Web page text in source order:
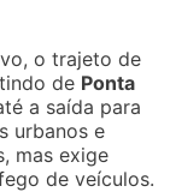
o trajeto de
de Ponta
a saída para
urbanos e
mas exige
de veículos.